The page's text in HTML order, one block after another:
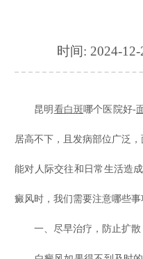
时间: 2024-12-
昆明 看白斑哪个医院好-
居高不下，且发病部位广泛
能对人际交往和日常生活造
癜风时，我们需要注意哪些事
一、尽早治疗，防止扩散